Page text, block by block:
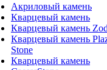
Акриловый камень
Кварцевый камень
Кварцевый камень
Кварцевый камень
Stone
Кварцевый камень